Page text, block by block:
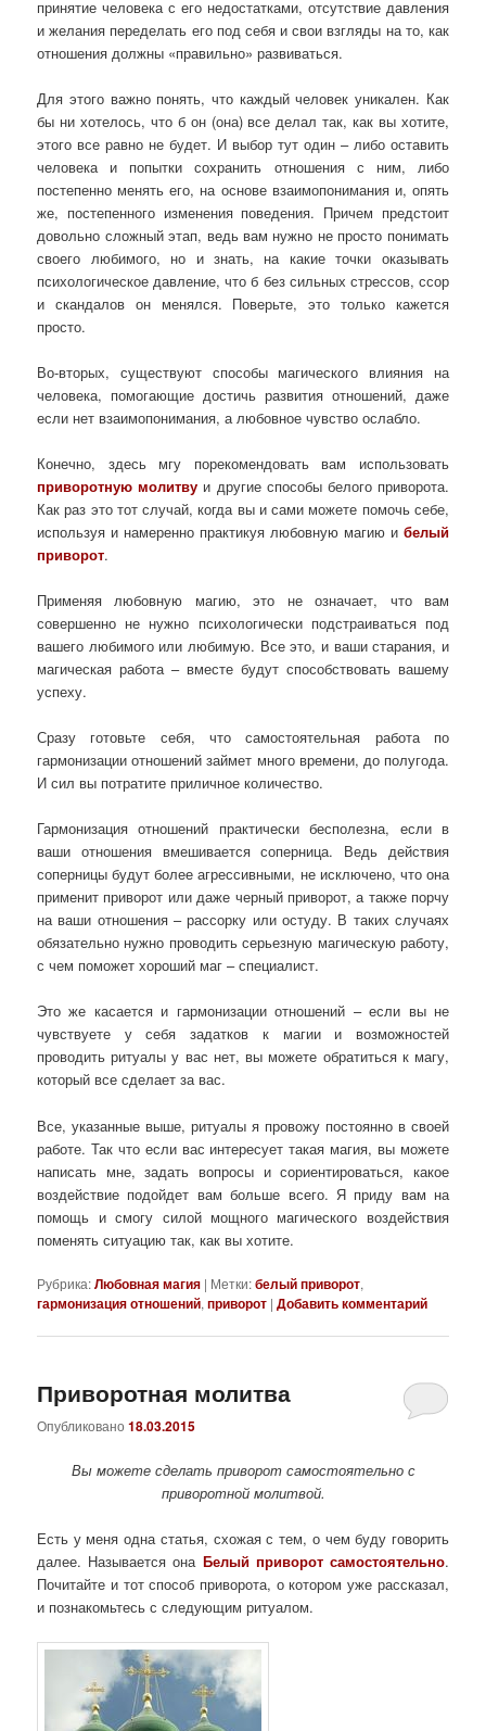
принятие человека с его недостатками, отсутствие давления
и желания переделать его под себя и свои взгляды на то, как
отношения должны «правильно» развиваться.
Для этого важно понять, что каждый человек уникален. Как
бы ни хотелось, что б он (она) все делал так, как вы хотите,
этого все равно не будет. И выбор тут один – либо оставить
человека и попытки сохранить отношения с ним, либо
постепенно менять его, на основе взаимопонимания и, опять
же, постепенного изменения поведения. Причем предстоит
довольно сложный этап, ведь вам нужно не просто понимать
своего любимого, но и знать, на какие точки оказывать
психологическое давление, что б без сильных стрессов, ссор
и скандалов он менялся. Поверьте, это только кажется
просто.
Во-вторых, существуют способы магического влияния на
человека, помогающие достичь развития отношений, даже
если нет взаимопонимания, а любовное чувство ослабло.
Конечно, здесь мгу порекомендовать вам использовать
приворотную молитву и другие способы белого приворота.
Как раз это тот случай, когда вы и сами можете помочь себе,
используя и намеренно практикуя любовную магию и белый
приворот.
Применяя любовную магию, это не означает, что вам
совершенно не нужно психологически подстраиваться под
вашего любимого или любимую. Все это, и ваши старания, и
магическая работа – вместе будут способствовать вашему
успеху.
Сразу готовьте себя, что самостоятельная работа по
гармонизации отношений займет много времени, до полугода.
И сил вы потратите приличное количество.
Гармонизация отношений практически бесполезна, если в
ваши отношения вмешивается соперница. Ведь действия
соперницы будут более агрессивными, не исключено, что она
применит приворот или даже черный приворот, а также порчу
на ваши отношения – рассорку или остуду. В таких случаях
обязательно нужно проводить серьезную магическую работу,
с чем поможет хороший маг – специалист.
Это же касается и гармонизации отношений – если вы не
чувствуете у себя задатков к магии и возможностей
проводить ритуалы у вас нет, вы можете обратиться к магу,
который все сделает за вас.
Все, указанные выше, ритуалы я провожу постоянно в своей
работе. Так что если вас интересует такая магия, вы можете
написать мне, задать вопросы и сориентироваться, какое
воздействие подойдет вам больше всего. Я приду вам на
помощь и смогу силой мощного магического воздействия
поменять ситуацию так, как вы хотите.
Рубрика:Любовная магия | Метки:белый приворот,
гармонизация отношений,приворот |Добавить комментарий
Приворотная молитва
Опубликовано18.03.2015
Вы можете сделать приворот самостоятельно с
приворотной молитвой.
Есть у меня одна статья, схожая с тем, о чем буду говорить
далее. Называется она Белый приворот самостоятельно.
Почитайте и тот способ приворота, о котором уже рассказал,
и познакомьтесь с следующим ритуалом.